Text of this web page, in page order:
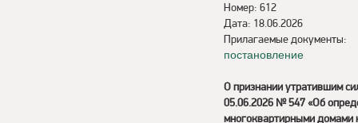
Номер: 612
Дата: 18.06.2026
Прилагаемые документы:
постановление
О признании утратившим
05.06.2026 № 547 «Об
многоквартирными домами